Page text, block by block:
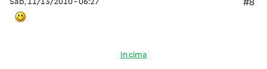
In cima